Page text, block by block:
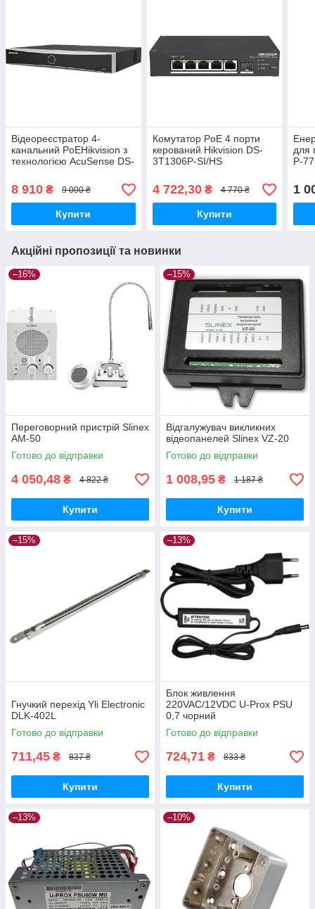
Відеореєстратор 4-
канальний PoEHikvision з
технологією AcuSense DS-
8 910 ₴ 9 000 ₴
Купити
Комутатор PoE 4 порти
керований Hikvision DS-
3T1306P-SI/HS
4 722,30₴ 4 770 ₴
Купити
для
P-
1
Акційні пропозиції та новинки
–16%
Переговорний пристрій Slinex
AM-50
Готово до відправки
4 050,48 ₴ 4 822 ₴
Купити
–15%
Відгалужувач викликних
відеопанелей Slinex VZ-20
Готово до відправки
1 008,95 ₴ 1 187 ₴
Купити
–15%
Гнучкий перехід Yli Electronic
DLK-402L
Готово до відправки
711,45 ₴ 837 ₴
Купити
–13%
Блок живлення
220VAC/12VDC U-Prox PSU
0,7 чорний
Готово до відправки
724,71 ₴ 833 ₴
Купити
–13% –10%